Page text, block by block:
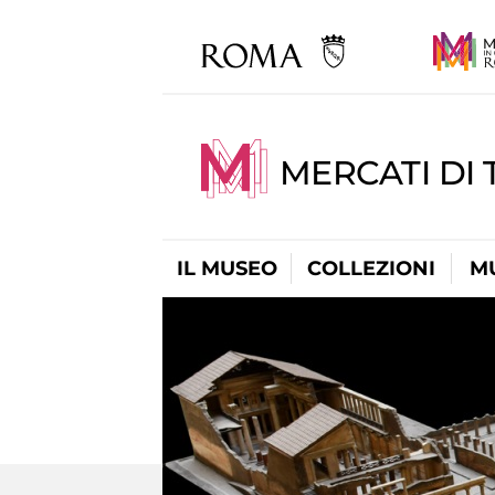
MERCATI DI
IL MUSEO COLLEZIONI